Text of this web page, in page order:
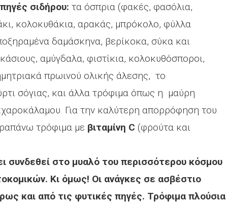
σιδήρου: τα όσπρια (φακές, φασόλια,
κολοκυθάκια, αρακάς, μπρόκολο, φύλλα
δαμάσκηνα, βερίκοκα, σύκα και
αμύγδαλα, φιστίκια, κολοκυθόσποροι,
πρωινού ολικής άλεσης, το
σόγιας, και άλλα τρόφιμα όπως η μαύρη
Για την καλύτερη απορρόφηση του
τρόφιμα με βιταμίνη C (φρούτα και
συνδεθεί στο μυαλό του περισσότερου κόσμου
Κι όμως! Οι ανάγκες σε ασβέστιο
και από τις φυτικές πηγές. Τρόφιμα πλούσια